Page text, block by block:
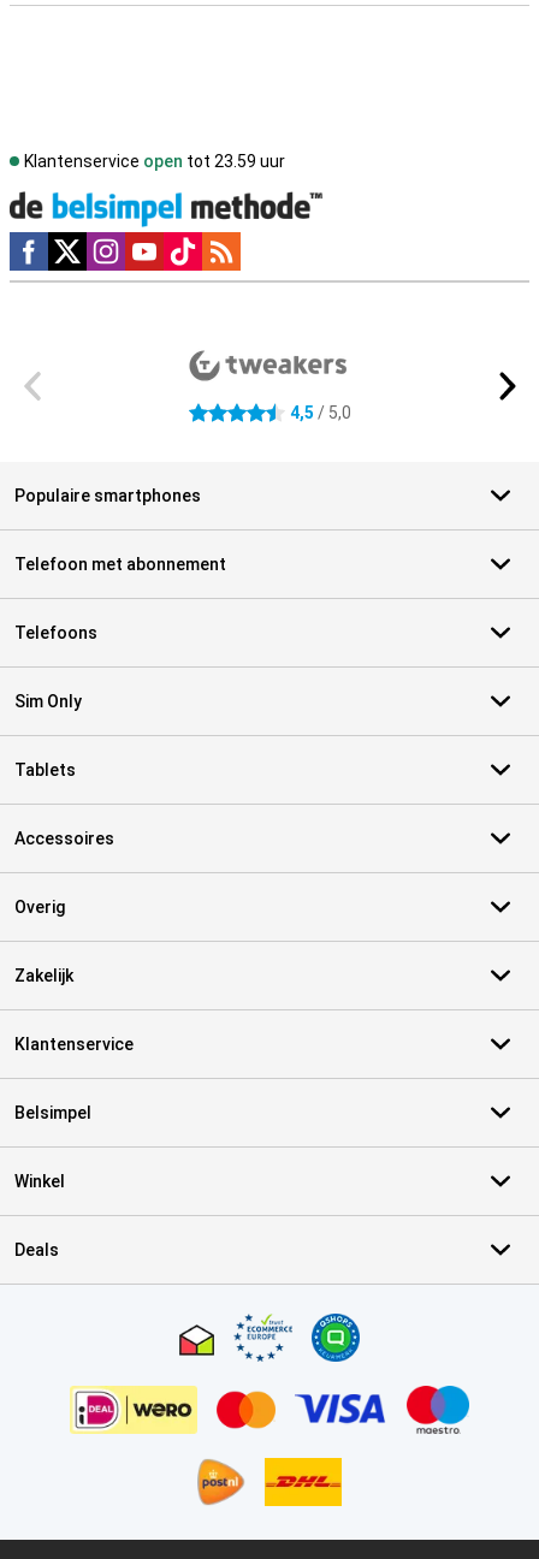
Klantenservice open tot 23.59 uur
Social media
4.5 sterren 4,5 / 5,0
Populaire smartphones
Telefoon met abonnement
Telefoons
Sim Only
Tablets
Accessoires
Overig
Zakelijk
Klantenservice
Belsimpel
Winkel
Deals